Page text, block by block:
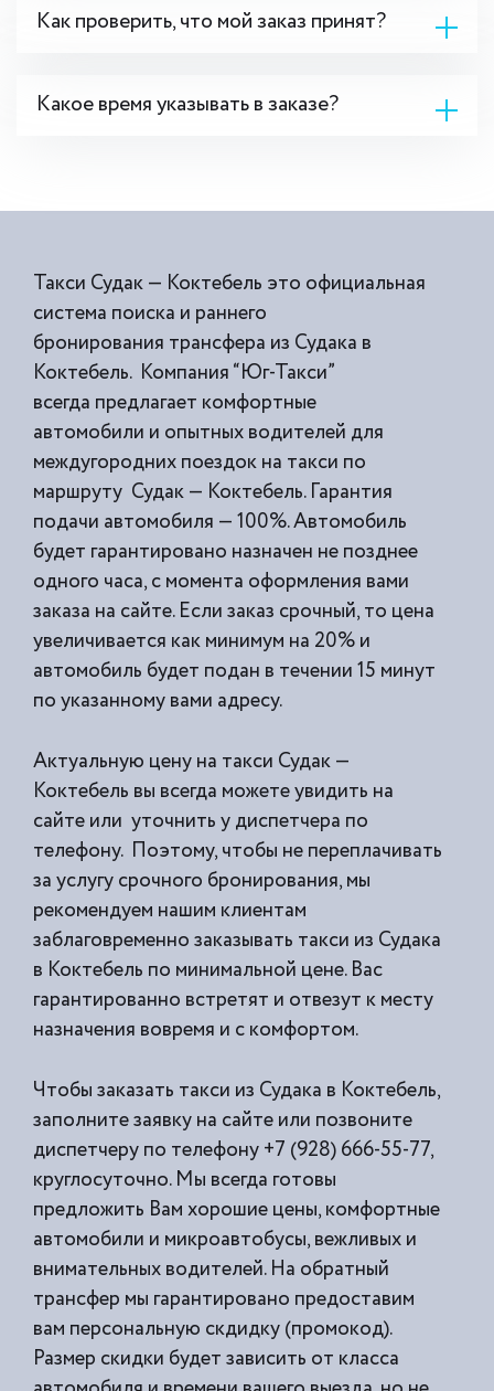
Как проверить, что мой заказ принят?
Какое время указывать в заказе?
Такси Судак — Коктебель это официальная
система поиска и раннего
бронирования трансфера из Судака в
Коктебель. Компания “Юг-Такси”
всегда предлагает комфортные
автомобили и опытных водителей для
междугородних поездок на такси по
маршруту Судак — Коктебель. Гарантия
подачи автомобиля — 100%. Автомобиль
будет гарантировано назначен не позднее
одного часа, с момента оформления вами
заказа на сайте. Если заказ срочный, то цена
увеличивается как минимум на 20% и
автомобиль будет подан в течении 15 минут
по указанному вами адресу.
Актуальную цену на такси Судак —
Коктебель вы всегда можете увидить на
сайте или уточнить у диспетчера по
телефону. Поэтому, чтобы не переплачивать
за услугу срочного бронирования, мы
рекомендуем нашим клиентам
заблаговременно заказывать такси из Судака
в Коктебель по минимальной цене. Вас
гарантированно встретят и отвезут к месту
назначения вовремя и с комфортом.
Чтобы заказать такси из Судака в Коктебель,
заполните заявку на сайте или позвоните
диспетчеру по телефону +7 (928) 666-55-77,
круглосуточно. Мы всегда готовы
предложить Вам хорошие цены, комфортные
автомобили и микроавтобусы, вежливых и
внимательных водителей. На обратный
трансфер мы гарантировано предоставим
вам персональную скдидку (промокод).
Размер скидки будет зависить от класса